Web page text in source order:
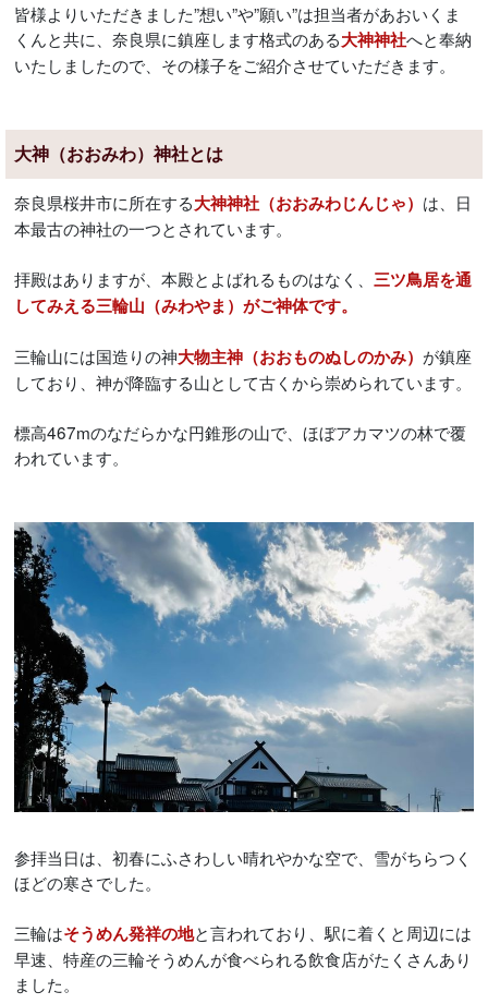
皆様よりいただきました”想い”や”願い”は担当者があおいくま
くんと共に、奈良県に鎮座します格式のある大神神社へと奉納
いたしましたので、その様子をご紹介させていただきます。
大神（おおみわ）神社とは
奈良県桜井市に所在する大神神社（おおみわじんじゃ） は、日
本最古の神社の一つとされています。
拝殿はありますが、本殿とよばれるものはなく、 三ツ鳥居を通
してみえる三輪山（みわやま）がご神体です。
三輪山には国造りの神大物主神（おおものぬしのかみ） が鎮座
しており、神が降臨する山として古くから崇められています。
標高467mのなだらかな円錐形の山で、ほぼアカマツの林で覆
われています。
参拝当日は、初春にふさわしい晴れやかな空で、雪がちらつく
ほどの寒さでした。
三輪はそうめん発祥の地と言われており、駅に着くと周辺には
早速、特産の三輪そうめんが食べられる飲食店がたくさんあり
ました。